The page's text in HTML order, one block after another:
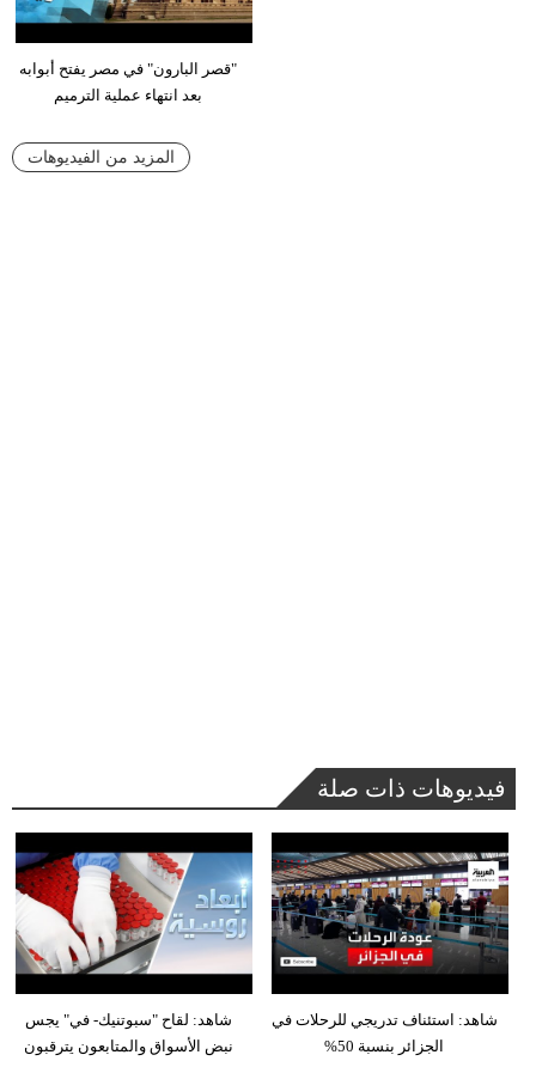
"قصر البارون" في مصر يفتح أبوابه
بعد انتهاء عملية الترميم
المزيد من الفيديوهات
فيديوهات ذات صلة
شاهد: لقاح "سبوتنيك- في" يجس
نبض الأسواق والمتابعون يترقبون
شاهد: استئناف تدريجي للرحلات في
الجزائر بنسبة 50%